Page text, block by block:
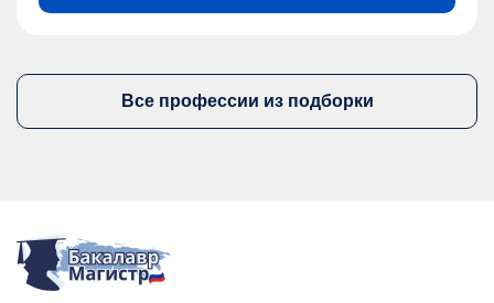
Все профессии из подборки